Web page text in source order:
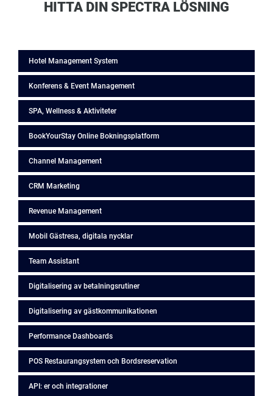
HITTA DIN SPECTRA LÖSNING
Hotel Management System
Konferens & Event Management
SPA, Wellness & Aktiviteter
BookYourStay Online Bokningsplatform
Channel Management
CRM Marketing
Revenue Management
Mobil Gästresa, digitala nycklar
Team Assistant
Digitalisering av betalningsrutiner
Digitalisering av gästkommunikationen
Performance Dashboards
POS Restaurangsystem och Bordsreservation
API: er och integrationer